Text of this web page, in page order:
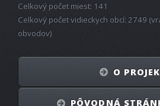
Celkový počet miest: 141
Celkový počet vidieckych obcí: 2749
obvodov)
O
PÔVODNÁ